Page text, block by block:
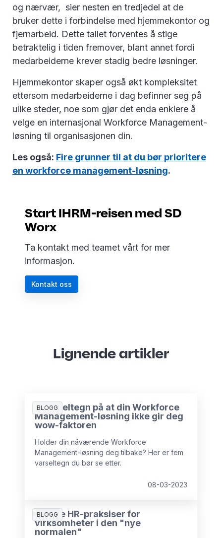
og nærvær, sier nesten en tredjedel at de
bruker dette i forbindelse med hjemmekontor og
fjernarbeid. Dette tallet forventes å stige
betraktelig i tiden fremover, blant annet fordi
medarbeiderne krever stadig bedre løsninger.
Hjemmekontor skaper også økt kompleksitet
ettersom medarbeiderne i dag befinner seg på
ulike steder, noe som gjør det enda enklere å
velge en internasjonal Workforce Management-
løsning til organisasjonen din.
Les også: Fire grunner til at du bør prioritere
en workforce management-løsning.
Start IHRM-reisen med SD
Worx
Ta kontakt med teamet vårt for mer
informasjon.
Kontakt oss
Lignende artikler
BLOGG
5 varseltegn på at din Workforce
Management-løsning ikke gir deg
wow-faktoren
Holder din nåværende Workforce
Management-løsning deg tilbake? Her er fem
varseltegn du bør se etter.
08-03-2023
BLOGG
5 gode HR-praksiser for
virksomheter i den "nye
normalen"